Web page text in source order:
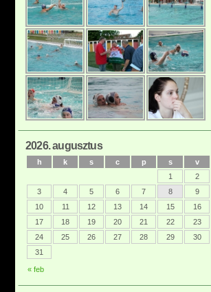
2026. augusztus
h k s c p s v
« feb
1
2
3
4 5 6 7 8
9
10
11 12 13 14 15
16
17
18 19 20 21 22
23
24
25 26 27 28 29
30
31